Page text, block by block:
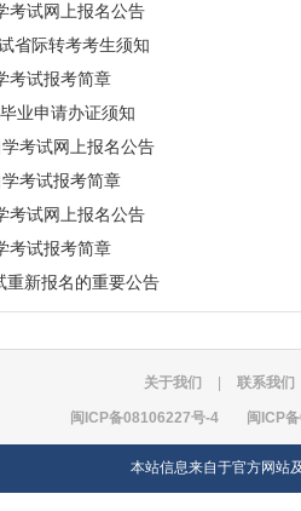
考试网上报名公告
省际转考考生须知
考试报考简章
业申请办证须知
考试网上报名公告
考试报考简章
考试网上报名公告
考试报考简章
重新报名的重要公告
关于我们 联系我们
闽ICP备08106227号-4 闽ICP
本站信息来自于官方网站